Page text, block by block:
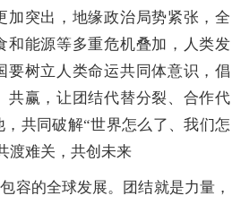
加突出，地缘政治局势紧张，全
和能源等多重危机叠加，人类发
要树立人类命运共同体意识，倡
共赢，让团结代替分裂、合作代
共同破解“世界怎么了、我们怎
渡难关，共创未来
容的全球发展。团结就是力量，